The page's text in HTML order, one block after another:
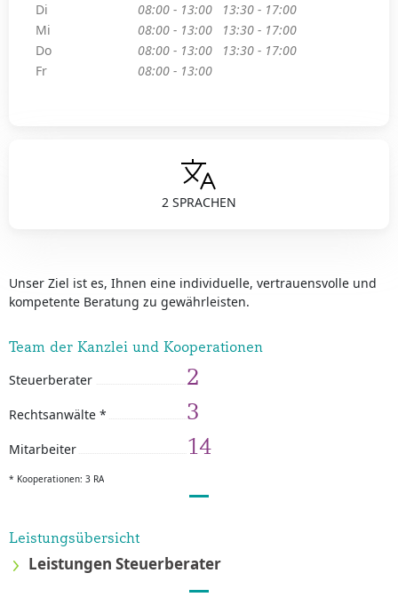
2 SPRACHEN
Unser Ziel ist es, Ihnen eine individuelle, vertrauensvolle und
kompetente Beratung zu gewährleisten.
Team der Kanzlei und Kooperationen
Steuerberater 2
Rechtsanwälte * 3
Mitarbeiter 14
* Kooperationen: 3 RA
Leistungsübersicht
Leistungen Steuerberater
Di
08:00 - 13:00
13:30 - 17:00
Mi
08:00 - 13:00
13:30 - 17:00
Do
08:00 - 13:00
13:30 - 17:00
Fr
08:00 - 13:00